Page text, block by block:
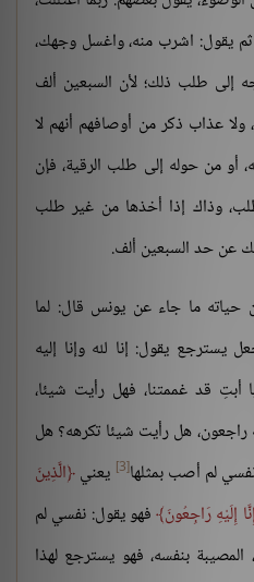
ثم يقول: اشرب منه، واغسل وجهك،
إلى طلب ذلك؛ لأن السبعين ألف
عذاب ذكر من أوصافهم أنهم لا
أو من حوله إلى طلب الرقية، فإن
وذاك إذا أخذها من غير طلب
عن حد السبعين ألف.
ما جاء عن يونس قال: لما
يقول: إنا لله وإنا إليه
أبتِ قد غممتنا، فهل رأيت شيئا،
راجعون، هل رأيت شيئا تكرهه؟ هل
لم أصب بمثلها[3] يعني الَّذِينَ
إِلَيْهِ رَاجِعُونَ فهو يقول: نفسي لم
المصيبة بنفسه، فهو يسترجع لهذا